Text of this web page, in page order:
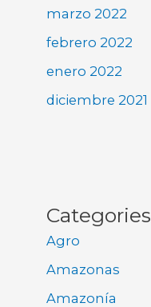
marzo 2022
febrero 2022
enero 2022
diciembre 2021
Categories
Agro
Amazonas
Amazonía